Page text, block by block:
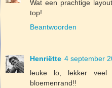
Wat een prachtige
top!
Beantwoorden
Henriëtte 4 september
leuke lo, lekker
bloemenrand!!